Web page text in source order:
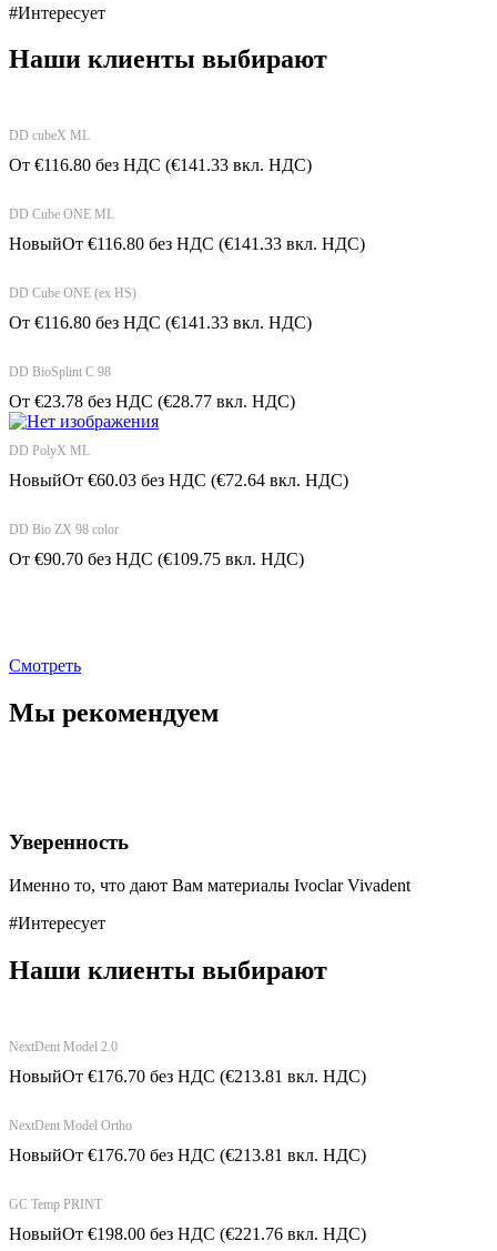
#Интересует
Наши клиенты выбирают
DD cubeX ML
От €116.80 без НДС (€141.33 вкл. НДС)
DD Cube ONE ML
НовыйОт €116.80 без НДС (€141.33 вкл. НДС)
DD Cube ONE (ex HS)
От €116.80 без НДС (€141.33 вкл. НДС)
DD BioSplint C 98
От €23.78 без НДС (€28.77 вкл. НДС)
DD PolyX ML
НовыйОт €60.03 без НДС (€72.64 вкл. НДС)
DD Bio ZX 98 color
От €90.70 без НДС (€109.75 вкл. НДС)
Смотреть
Мы рекомендуем
Уверенность
Именно то, что дают Вам материалы Ivoclar Vivadent
#Интересует
Наши клиенты выбирают
NextDent Model 2.0
НовыйОт €176.70 без НДС (€213.81 вкл. НДС)
NextDent Model Ortho
НовыйОт €176.70 без НДС (€213.81 вкл. НДС)
GC Temp PRINT
НовыйОт €198.00 без НДС (€221.76 вкл. НДС)